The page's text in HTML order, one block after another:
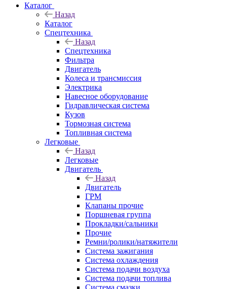
Каталог
Назад
Каталог
Спецтехника
Назад
Спецтехника
Фильтра
Двигатель
Колеса и трансмиссия
Электрика
Навесное оборудование
Гидравлическая система
Кузов
Тормозная система
Топливная система
Легковые
Назад
Легковые
Двигатель
Назад
Двигатель
ГРМ
Клапаны прочие
Поршневая группа
Прокладки/сальники
Прочие
Ремни/ролики/натяжители
Система зажигания
Система охлаждения
Система подачи воздуха
Система подачи топлива
Система смазки